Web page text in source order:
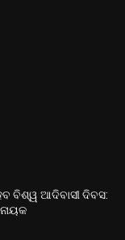
ବିଶ୍ୱ ଆଦିବାସୀ ଦିବସ: